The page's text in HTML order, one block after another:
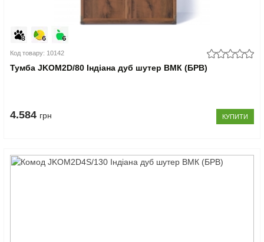
Код товару: 10142
Тумба JKOM2D/80 Індіана дуб шутер ВМК (БРВ)
4.584 грн КУПИТИ